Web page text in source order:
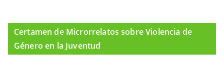
Certamen de Microrrelatos sobre Violencia de
Género en la Juventud